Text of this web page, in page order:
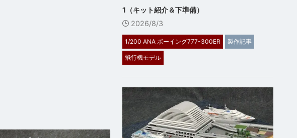
1（キット紹介＆下準備）
2026/8/3
1/200 ANA ボーイング777-300ER 製作記事
飛行機モデル